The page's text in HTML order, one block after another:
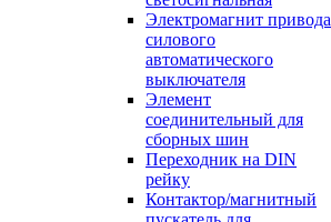
Электромагнит привода
силового
автоматического
выключателя
Элемент
соединительный для
сборных шин
Переходник на DIN
рейку
Контактор/магнитный